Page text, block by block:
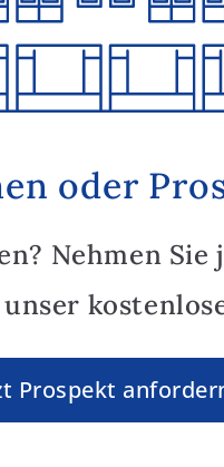
oder
Nehmen
Prospekt